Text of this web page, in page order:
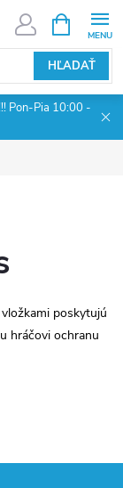
HĽADAŤ
KOŠÍK
Pon-Pia 10:00 -
poskytujú
hráčovi ochranu